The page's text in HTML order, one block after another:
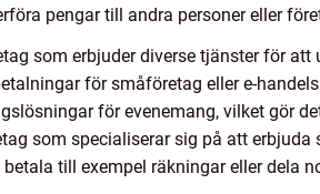
pengar till andra personer eller
som erbjuder diverse tjänster för
för småföretag eller e-
för evenemang, vilket gör
som specialiserar sig på att
till exempel räkningar eller dela